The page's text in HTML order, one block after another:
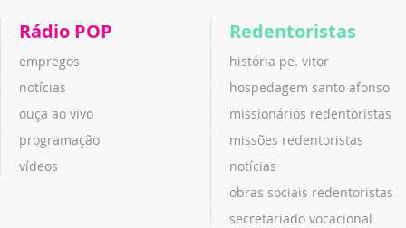
Rádio POP
empregos
notícias
ouça ao vivo
programação
vídeos
Redentoristas
história pe. vitor
hospedagem santo afonso
missionários redentoristas
missões redentoristas
notícias
obras sociais redentoristas
secretariado vocacional